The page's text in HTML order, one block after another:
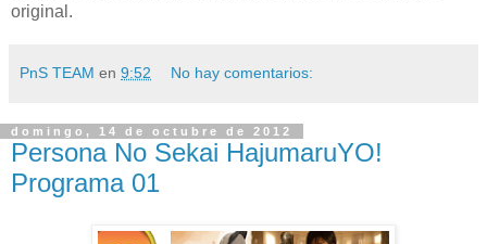
original.
PnS TEAM en 9:52 No hay comentarios:
domingo, 14 de octubre de 2012
Persona No Sekai HajumaruYO!
Programa 01